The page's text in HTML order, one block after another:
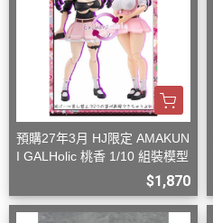
預購27年3月 HJ限定 AMAKUN
I GALHolic 桃香 1/10 組裝模型
$1,870